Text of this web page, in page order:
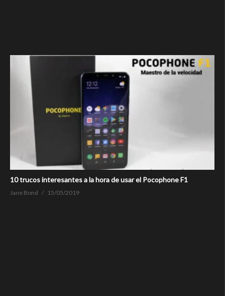
10 trucos interesantes a la hora de usar el Pocophone F1
Jane Bond 15/05/2019